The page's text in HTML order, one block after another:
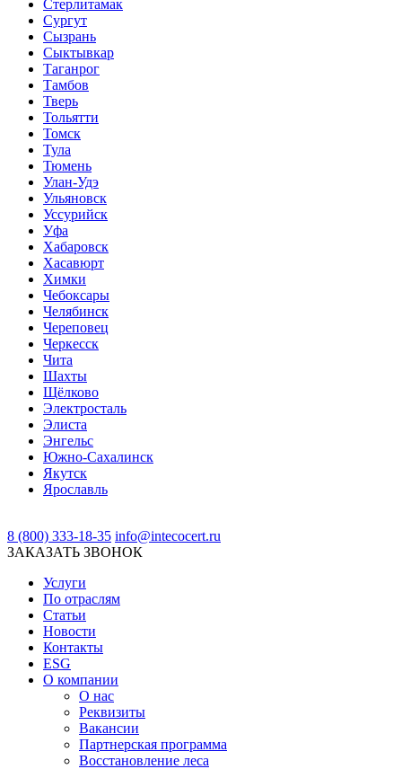
Стерлитамак
Сургут
Сызрань
Сыктывкар
Таганрог
Тамбов
Тверь
Тольятти
Томск
Тула
Тюмень
Улан-Удэ
Ульяновск
Уссурийск
Уфа
Хабаровск
Хасавюрт
Химки
Чебоксары
Челябинск
Череповец
Черкесск
Чита
Шахты
Щёлково
Электросталь
Элиста
Энгельс
Южно-Сахалинск
Якутск
Ярославль
8 (800) 333-18-35 info@intecocert.ru
ЗАКАЗАТЬ ЗВОНОК
Услуги
По отраслям
Статьи
Новости
Контакты
ESG
О компании
О нас
Реквизиты
Вакансии
Партнерская программа
Восстановление леса